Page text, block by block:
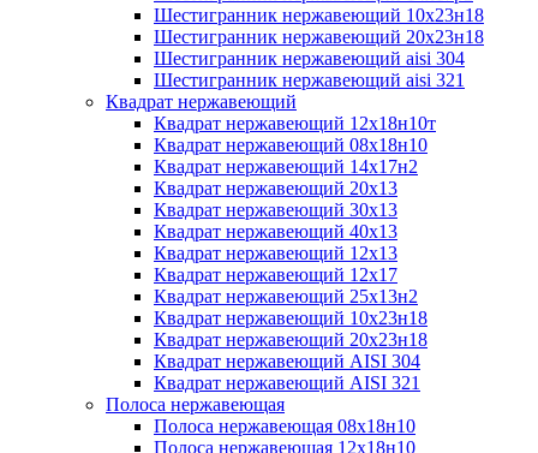
Шестигранник нержавеющий 10х23н18
Шестигранник нержавеющий 20х23н18
Шестигранник нержавеющий aisi 304
Шестигранник нержавеющий aisi 321
Квадрат нержавеющий
Квадрат нержавеющий 12х18н10т
Квадрат нержавеющий 08х18н10
Квадрат нержавеющий 14х17н2
Квадрат нержавеющий 20х13
Квадрат нержавеющий 30х13
Квадрат нержавеющий 40х13
Квадрат нержавеющий 12х13
Квадрат нержавеющий 12х17
Квадрат нержавеющий 25х13н2
Квадрат нержавеющий 10х23н18
Квадрат нержавеющий 20х23н18
Квадрат нержавеющий AISI 304
Квадрат нержавеющий AISI 321
Полоса нержавеющая
Полоса нержавеющая 08х18н10
Полоса нержавеющая 12х18н10